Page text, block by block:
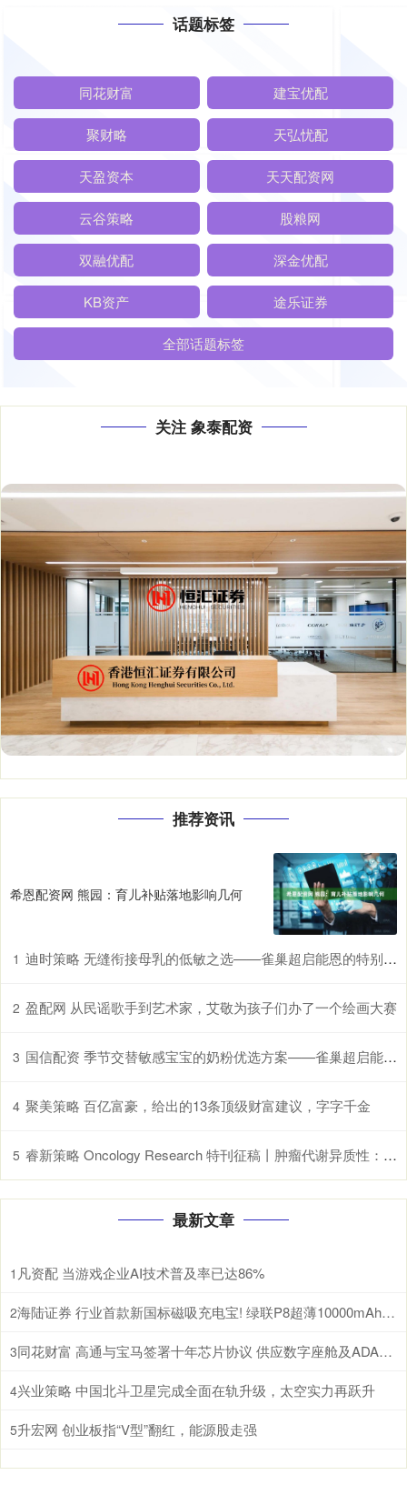
话题标签
同花财富 建宝优配
聚财略 天弘忧配
天盈资本 天天配资网
云谷策略 股粮网
双融优配 深金优配
KB资产 途乐证券
全部话题标签
关注 象泰配资
推荐资讯
希恩配资网 熊园：育儿补贴落地影响几何
1 迪时策略 无缝衔接母乳的低敏之选——雀巢超启能恩的特别优势
2 盈配网 从民谣歌手到艺术家，艾敬为孩子们办了一个绘画大赛
3 国信配资 季节交替敏感宝宝的奶粉优选方案——雀巢超启能恩，守护脆弱肠胃
4 聚美策略 百亿富豪，给出的13条顶级财富建议，字字千金
5 睿新策略 Oncology Research 特刊征稿丨肿瘤代谢异质性：机制、生物标志物与治疗意义_研究
最新文章
1 凡资配 当游戏企业AI技术普及率已达86%
2 海陆证券 行业首款新国标磁吸充电宝! 绿联P8超薄10000mAh磁吸移动电源开启预约
3 同花财富 高通与宝马签署十年芯片协议 供应数字座舱及ADAS计算芯片
4兴业策略 中国北斗卫星完成全面在轨升级，太空实力再跃升
5升宏网 创业板指“V型”翻红，能源股走强